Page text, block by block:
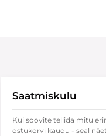
Saatmiskulu
Kui soovite tellida mitu
ostukorvi kaudu - seal